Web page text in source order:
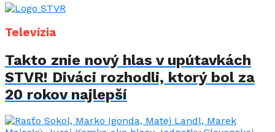
Televízia
Takto znie nový hlas v upútavkách
STVR! Diváci rozhodli, ktorý bol za
20 rokov najlepší